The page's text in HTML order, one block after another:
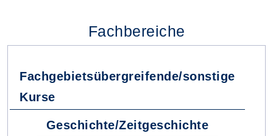
Fachbereiche
Fachgebietsübergreifende/sonstige
Kurse
Geschichte/Zeitgeschichte